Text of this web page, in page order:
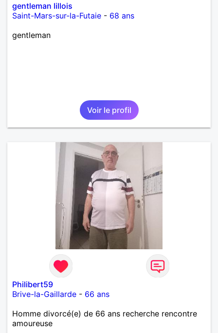
gentleman lillois
Saint-Mars-sur-la-Futaie - 68 ans
gentleman
Voir le profil
Philibert59
Brive-la-Gaillarde - 66 ans
Homme divorcé(e) de 66 ans recherche rencontre
amoureuse